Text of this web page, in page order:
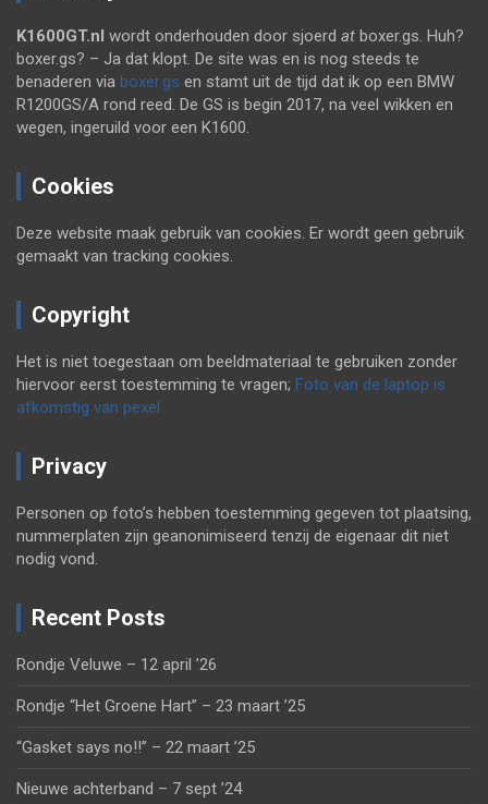
K1600GT.nl wordt onderhouden door sjoerd at boxer.gs. Huh?
boxer.gs? – Ja dat klopt. De site was en is nog steeds te
benaderen via boxer.gs en stamt uit de tijd dat ik op een BMW
R1200GS/A rond reed. De GS is begin 2017, na veel wikken en
wegen, ingeruild voor een K1600.
Cookies
Deze website maak gebruik van cookies. Er wordt geen gebruik
gemaakt van tracking cookies.
Copyright
Het is niet toegestaan om beeldmateriaal te gebruiken zonder
hiervoor eerst toestemming te vragen; Foto van de laptop is
afkomstig van pexel
Privacy
Personen op foto’s hebben toestemming gegeven tot plaatsing,
nummerplaten zijn geanonimiseerd tenzij de eigenaar dit niet
nodig vond.
Recent Posts
Rondje Veluwe – 12 april ’26
Rondje “Het Groene Hart” – 23 maart ’25
“Gasket says no!!” – 22 maart ’25
Nieuwe achterband – 7 sept ’24